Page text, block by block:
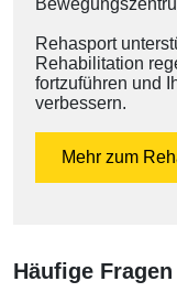
Rehasport
Rehabilitation
fortzuführen und
verbessern.
Mehr zum
Häufige